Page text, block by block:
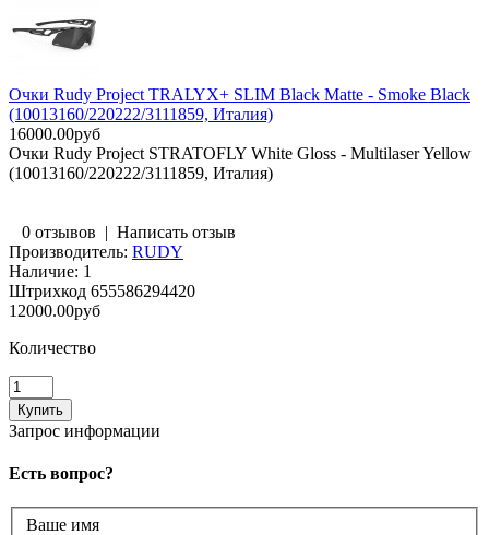
Очки Rudy Project TRALYX+ SLIM Black Matte - Smoke Black
(10013160/220222/3111859, Италия)
16000.00руб
Очки Rudy Project STRATOFLY White Gloss - Multilaser Yellow
(10013160/220222/3111859, Италия)
0 отзывов | Написать отзыв
Производитель: RUDY
Наличие: 1
Штрихкод 655586294420
12000.00руб
Количество
Запрос информации
Есть вопрос?
Ваше имя